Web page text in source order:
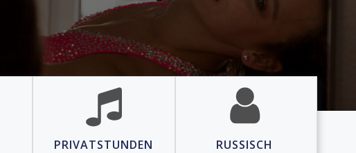
PRIVATSTUNDEN
RUSSISCH